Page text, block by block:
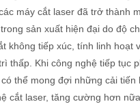
máy cắt laser đã trở thành
sản xuất hiện đại do độ
không tiếp xúc, tính linh hoạt
thấp. Khi công nghệ tiếp tục
thể mong đợi những cải tiến
cắt laser, tăng cường hơn